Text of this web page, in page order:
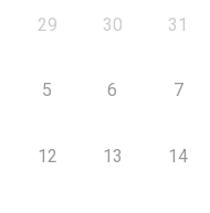
29 30 31
5 6 7
12 13 14